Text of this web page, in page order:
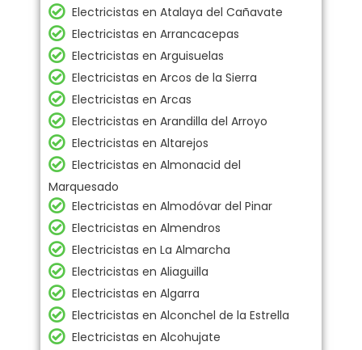
Electricistas en Atalaya del Cañavate
Electricistas en Arrancacepas
Electricistas en Arguisuelas
Electricistas en Arcos de la Sierra
Electricistas en Arcas
Electricistas en Arandilla del Arroyo
Electricistas en Altarejos
Electricistas en Almonacid del
Marquesado
Electricistas en Almodóvar del Pinar
Electricistas en Almendros
Electricistas en La Almarcha
Electricistas en Aliaguilla
Electricistas en Algarra
Electricistas en Alconchel de la Estrella
Electricistas en Alcohujate